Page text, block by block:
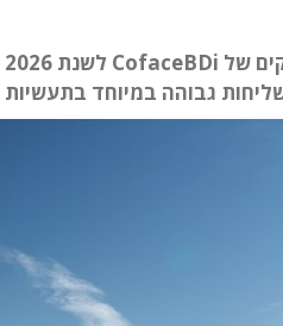
גבוהה במיוחד בתעשיות